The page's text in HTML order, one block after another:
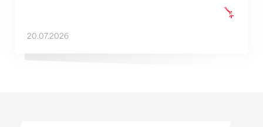
20.07.2026